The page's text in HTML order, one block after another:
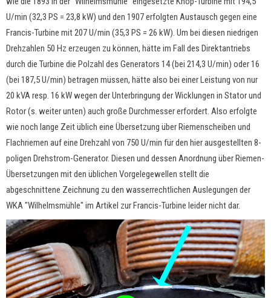
U/min (32,3 PS = 23,8 kW) und den 1907 erfolgten Austausch gegen eine
Francis-Turbine mit 207 U/min (35,3 PS = 26 kW). Um bei diesen niedrigen
Drehzahlen 50 Hz erzeugen zu können, hätte im Fall des Direktantriebs
durch die Turbine die Polzahl des Generators 14 (bei 214,3 U/min) oder 16
(bei 187,5 U/min) betragen müssen, hätte also bei einer Leistung von nur
20 kVA resp. 16 kW wegen der Unterbringung der Wicklungen in Stator und
Rotor (s. weiter unten) auch große Durchmesser erfordert. Also erfolgte
wie noch lange Zeit üblich eine Übersetzung über Riemenscheiben und
Flachriemen auf eine Drehzahl von 750 U/min für den hier ausgestellten 8-
poligen Drehstrom-Generator. Diesen und dessen Anordnung über Riemen-
Übersetzungen mit den üblichen Vorgelegewellen stellt die
abgeschnittene Zeichnung zu den wasserrechtlichen Auslegungen der
WKA "Wilhelmsmühle" im Artikel zur Francis-Turbine leider nicht dar.